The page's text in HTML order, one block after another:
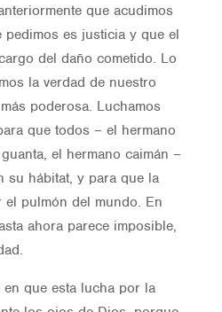
que acudimos
es justicia y que el
del daño cometido. Lo
la verdad de nuestro
poderosa. Luchamos
que todos – el hermano
el hermano caimán –
su hábitat, y para que la
el pulmón del mundo. En
ahora parece imposible,
que esta lucha por la